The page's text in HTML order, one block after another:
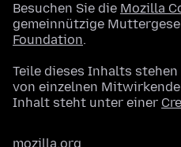
Besuchen Sie die Mozilla
gemeinnützige
Foundation.
Teile dieses Inhalts
von einzelnen
Inhalt steht unter einer
mozilla.org